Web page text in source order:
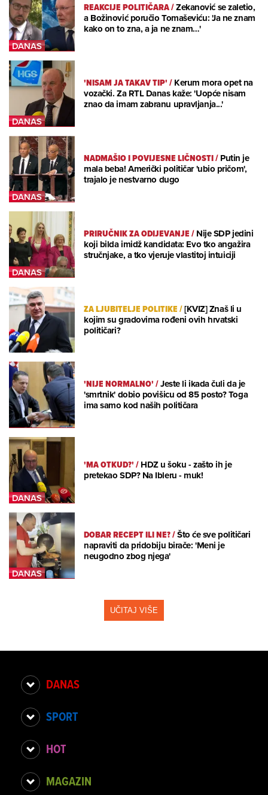
REAKCIJE POLITIČARA/Zekanović se zaletio,
a Božinović poručio Tomaševiću: 'Ja ne znam
kako on to zna, a ja ne znam…'
'NISAM JA TAKAV TIP'/Kerum mora opet na
vozački. Za RTL Danas kaže: 'Uopće nisam
znao da imam zabranu upravljanja...'
NADMAŠIO I POVIJESNE LIČNOSTI/Putin je
mala beba! Američki političar 'ubio pričom',
trajalo je nestvarno dugo
PRIRUČNIK ZA ODIJEVANJE/Nije SDP jedini
koji bilda imidž kandidata: Evo tko angažira
stručnjake, a tko vjeruje vlastitoj intuiciji
ZA LJUBITELJE POLITIKE/[KVIZ] Znaš li u
kojim su gradovima rođeni ovih hrvatski
političari?
'NIJE NORMALNO'/Jeste li ikada čuli da je
'smrtnik' dobio povišicu od 85 posto? Toga
ima samo kod naših političara
'MA OTKUD?'/HDZ u šoku - zašto ih je
pretekao SDP? Na Ibleru - muk!
DOBAR RECEPT ILI NE?/Što će sve političari
napraviti da pridobiju birače: 'Meni je
neugodno zbog njega'
UČITAJ VIŠE
DANAS
SPORT
HOT
MAGAZIN